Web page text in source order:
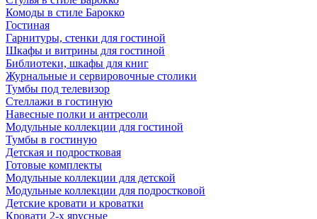
Комоды в стиле Барокко
Гостиная
Гарнитуры, стенки для гостиной
Шкафы и витрины для гостиной
Библиотеки, шкафы для книг
Журнальные и сервировочные столики
Тумбы под телевизор
Стеллажи в гостиную
Навесные полки и антресоли
Модульные коллекции для гостиной
Тумбы в гостиную
Детская и подростковая
Готовые комплекты
Модульные коллекции для детской
Модульные коллекции для подростковой
Детские кровати и кроватки
Кровати 2-х ярусные